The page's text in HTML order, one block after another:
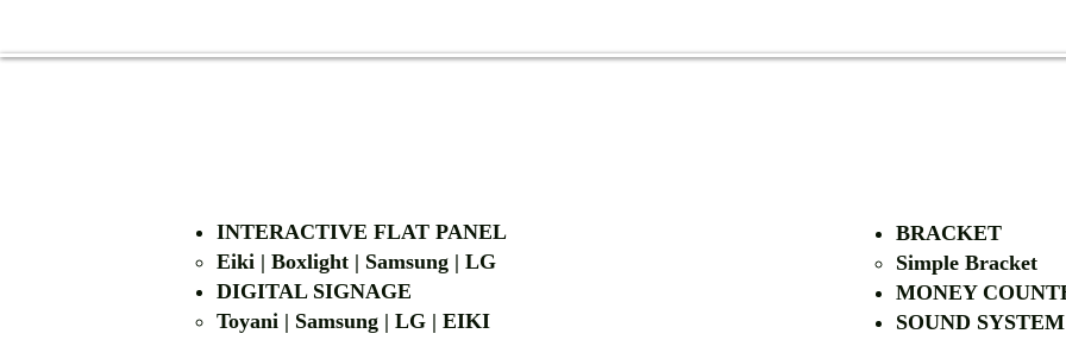
INTERACTIVE FLAT PANEL
Eiki | Boxlight | Samsung | LG
DIGITAL SIGNAGE
Toyani | Samsung | LG | EIKI
BRACKET
Simple Bracket
MONEY
SOUND SYSTEM